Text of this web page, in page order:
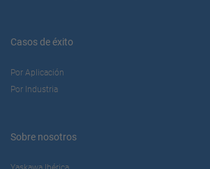
Casos de éxito
Por Aplicación
Por Industria
Sobre nosotros